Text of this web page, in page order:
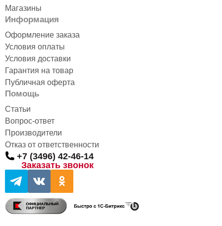
Магазины
Информация
Оформление заказа
Условия оплаты
Условия доставки
Гарантия на товар
Публичная оферта
Помощь
Статьи
Вопрос-ответ
Производители
Отказ от ответственности
+7 (3496) 42-46-14
Заказать звонок